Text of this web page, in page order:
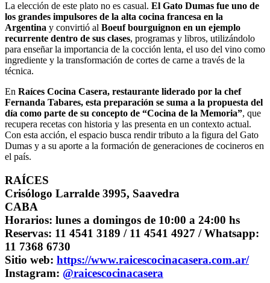
La elección de este plato no es casual. El Gato Dumas fue uno de
los grandes impulsores de la alta cocina francesa en la
Argentina y convirtió al Boeuf bourguignon en un ejemplo
recurrente dentro de sus clases, programas y libros, utilizándolo
para enseñar la importancia de la cocción lenta, el uso del vino como
ingrediente y la transformación de cortes de carne a través de la
técnica.
En Raíces Cocina Casera, restaurante liderado por la chef
Fernanda Tabares, esta preparación se suma a la propuesta del
día como parte de su concepto de “Cocina de la Memoria”, que
recupera recetas con historia y las presenta en un contexto actual.
Con esta acción, el espacio busca rendir tributo a la figura del Gato
Dumas y a su aporte a la formación de generaciones de cocineros en
el país.
RAÍCES
Crisólogo Larralde 3995, Saavedra
CABA
Horarios: lunes a domingos de 10:00 a 24:00 hs
Reservas: 11 4541 3189 / 11 4541 4927 / Whatsapp:
11 7368 6730
Sitio web: https://www.raicescocinacasera.com.ar/
Instagram: @raicescocinacasera